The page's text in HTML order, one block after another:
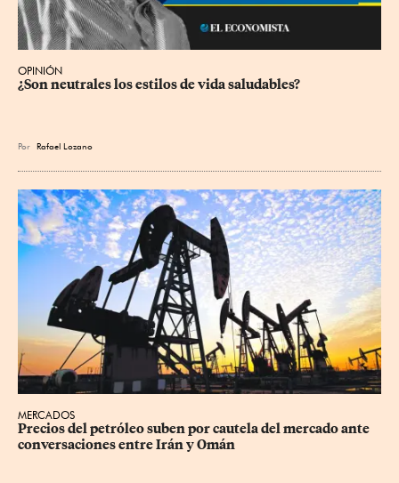
OPINIÓN
¿Son neutrales los estilos de vida saludables?
Por Rafael Lozano
MERCADOS
Precios ⁠del petróleo suben por cautela del mercado ante
conversaciones entre Irán y Omán